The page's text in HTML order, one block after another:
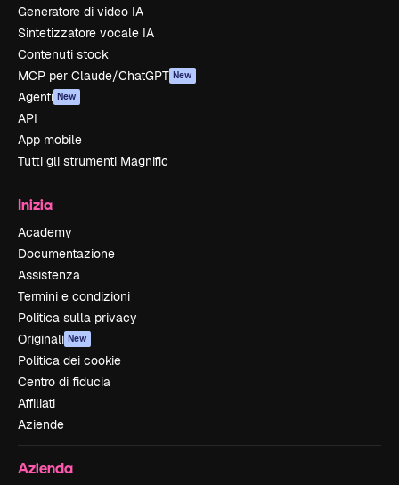
Generatore di video IA
Sintetizzatore vocale IA
Contenuti stock
MCP per Claude/ChatGPT New
Agenti New
API
App mobile
Tutti gli strumenti Magnific
Inizia
Academy
Documentazione
Assistenza
Termini e condizioni
Politica sulla privacy
Originali New
Politica dei cookie
Centro di fiducia
Affiliati
Aziende
Azienda